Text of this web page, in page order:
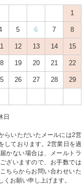
1
5 6 7 8
12 13 14 15
19 20 21 22
26 27 28 29
日
らいただいたメールには2営
しております。2営業日を過
かない場合は、メールトラ
ざいますので、お手数では
こちらからお問い合わせいた
くお願い申し上げます。